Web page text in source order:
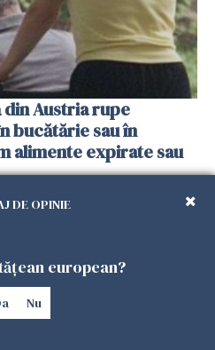
Austria rupe
bucătărie sau în
alimente expirate sau
DE OPINIE
european?
Nu